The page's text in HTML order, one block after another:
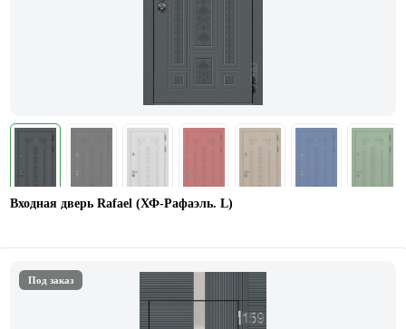
Входная дверь Rafael (ХФ-Рафаэль. L)
Под заказ